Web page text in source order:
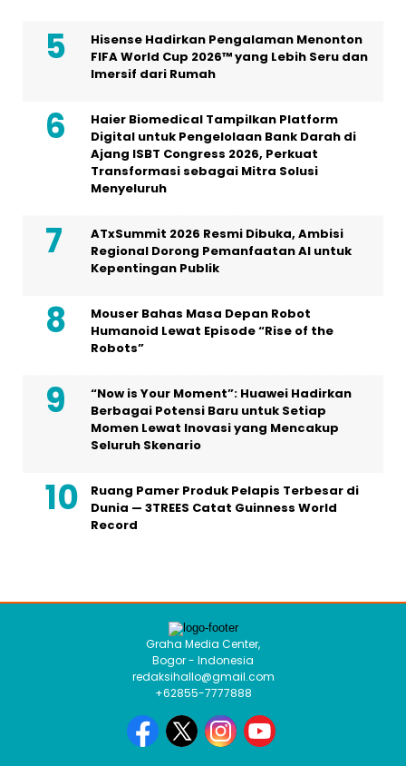
Hisense Hadirkan Pengalaman Menonton
FIFA World Cup 2026™ yang Lebih Seru dan
Imersif dari Rumah
Haier Biomedical Tampilkan Platform
Digital untuk Pengelolaan Bank Darah di
Ajang ISBT Congress 2026, Perkuat
Transformasi sebagai Mitra Solusi
Menyeluruh
ATxSummit 2026 Resmi Dibuka, Ambisi
Regional Dorong Pemanfaatan AI untuk
Kepentingan Publik
Mouser Bahas Masa Depan Robot
Humanoid Lewat Episode “Rise of the
Robots”
“Now is Your Moment”: Huawei Hadirkan
Berbagai Potensi Baru untuk Setiap
Momen Lewat Inovasi yang Mencakup
Seluruh Skenario
Ruang Pamer Produk Pelapis Terbesar di
Dunia — 3TREES Catat Guinness World
Record
Graha Media Center,
Bogor - Indonesia
redaksihallo@gmail.com
+62855-7777888